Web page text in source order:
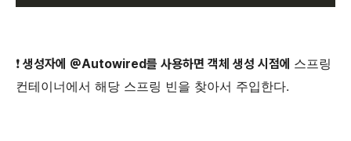
❗️ 생성자에 @Autowired를 사용하면 객체 생성 시점에 스프링
컨테이너에서 해당 스프링 빈을 찾아서 주입한다.